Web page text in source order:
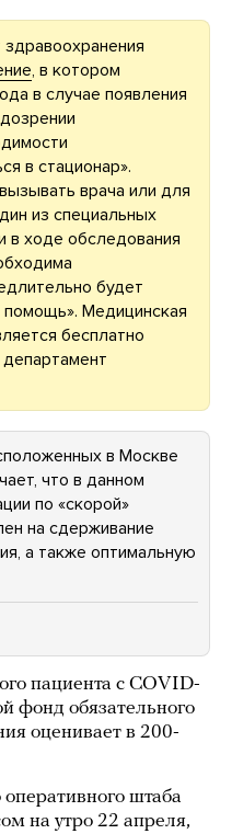
, в котором
в случае появления
в стационар».
врача или для
из специальных
в ходе обследования
будет
помощь». Медицинская
бесплатно
в Москве
что в данном
по «скорой»
на сдерживание
а также оптимальную
пациента с COVID-
фонд обязательного
оценивает в 200-
штаба
на утро 22 апреля,